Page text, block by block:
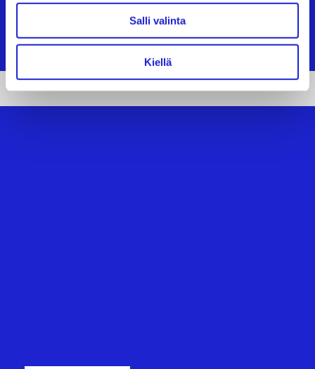
Salli valinta
Kiellä
LAPUAN KANKURIT OY